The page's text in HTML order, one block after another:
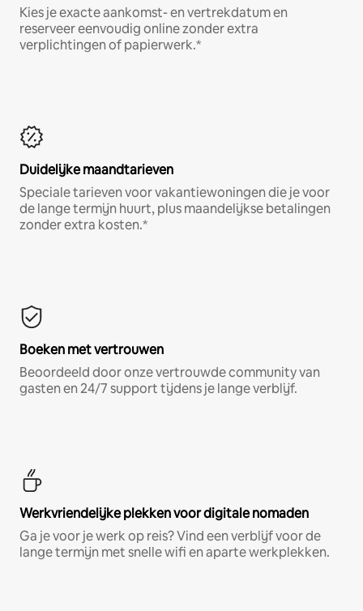
Kies je exacte aankomst- en vertrekdatum en
reserveer eenvoudig online zonder extra
verplichtingen of papierwerk.*
Duidelijke maandtarieven
Speciale tarieven voor vakantiewoningen die je voor
de lange termijn huurt, plus maandelijkse betalingen
zonder extra kosten.*
Boeken met vertrouwen
Beoordeeld door onze vertrouwde community van
gasten en 24/7 support tijdens je lange verblijf.
Werkvriendelijke plekken voor digitale nomaden
Ga je voor je werk op reis? Vind een verblijf voor de
lange termijn met snelle wifi en aparte werkplekken.